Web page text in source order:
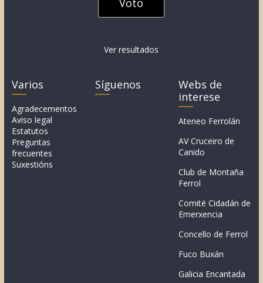
Ver resultados
Varios
Agradecementos
Aviso legal
Estatutos
Preguntas
frecuentes
Suxestións
Síguenos
Webs de
interese
Ateneo Ferrolán
AV Cruceiro de
Canido
Club de Montaña
Ferrol
Comité Cidadán de
Emerxencia
Concello de Ferrol
Fuco Buxán
Galicia Encantada